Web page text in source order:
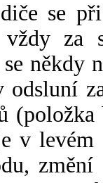
se
za
se někdy
v